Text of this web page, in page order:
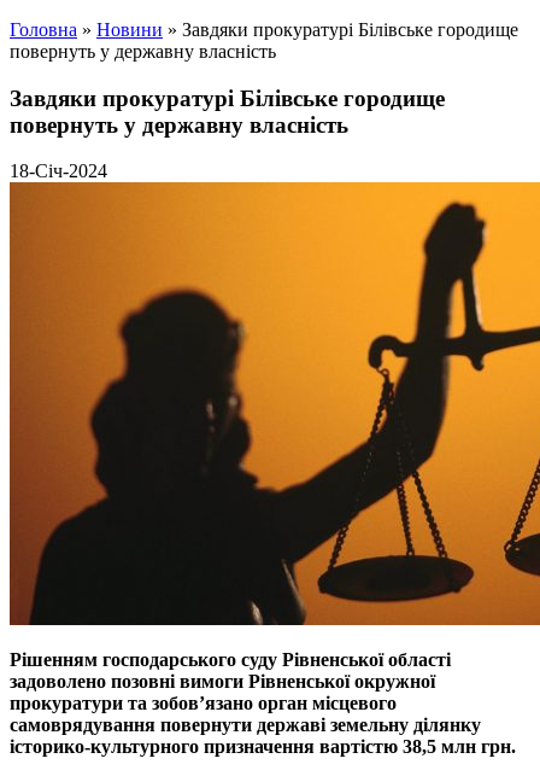
Головна » Новини » Завдяки прокуратурі Білівське городище
повернуть у державну власність
Завдяки прокуратурі Білівське городище
повернуть у державну власність
18-Січ-2024
Рішенням господарського суду Рівненської області
задоволено позовні вимоги Рівненської окружної
прокуратури та зобов’язано орган місцевого
самоврядування повернути державі земельну ділянку
історико-культурного призначення вартістю 38,5 млн грн.